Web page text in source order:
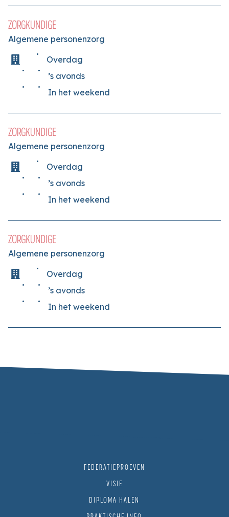
ZORGKUNDIGE
Algemene personenzorg
Overdag
’s avonds
In het weekend
ZORGKUNDIGE
Algemene personenzorg
Overdag
’s avonds
In het weekend
ZORGKUNDIGE
Algemene personenzorg
Overdag
’s avonds
In het weekend
FEDERATIEPROEVEN
VISIE
DIPLOMA HALEN